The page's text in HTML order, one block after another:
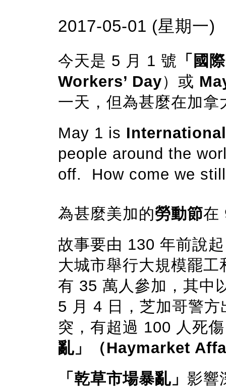
2017-05-01 (星期一)
今天是 5 月 1 號 「國
Workers’ Day）或
一天，但為甚麼在加
May 1 is
people around the
off. How come we
為甚麼美加的勞動節在
故事要由 130 年前說
大城市舉行大規模罷
有 35 萬人參加，其中
5 月 4 日，芝加哥警
突，有超過 100 人死
亂」（Haymarket
「乾草市場暴亂」 影響